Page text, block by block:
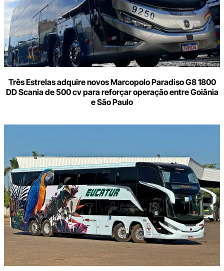
Três Estrelas adquire novos Marcopolo Paradiso G8 1800
DD Scania de 500 cv para reforçar operação entre Goiânia
e São Paulo